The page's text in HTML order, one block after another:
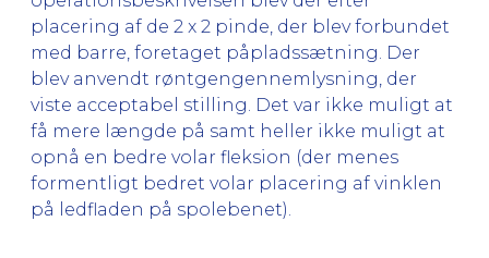
placering af de 2 x 2 pinde, der blev forbundet
med barre, foretaget påpladssætning. Der
blev anvendt røntgengennemlysning, der
viste acceptabel stilling. Det var ikke muligt at
få mere længde på samt heller ikke muligt at
opnå en bedre volar fleksion (der menes
formentligt bedret volar placering af vinklen
på ledfladen på spolebenet).